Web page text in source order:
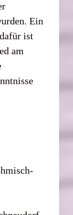
Ein
ist
am